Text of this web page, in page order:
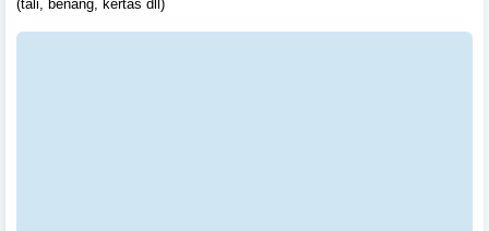
(tali, benang, kertas dll)